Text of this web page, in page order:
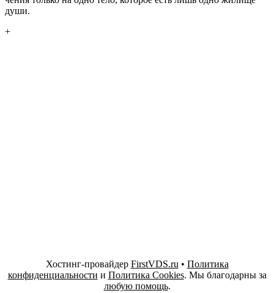
души.
+
Хостинг-провайдер FirstVDS.ru • Политика
конфиденциальности и Политика Cookies. Мы благодарны за
любую помощь.